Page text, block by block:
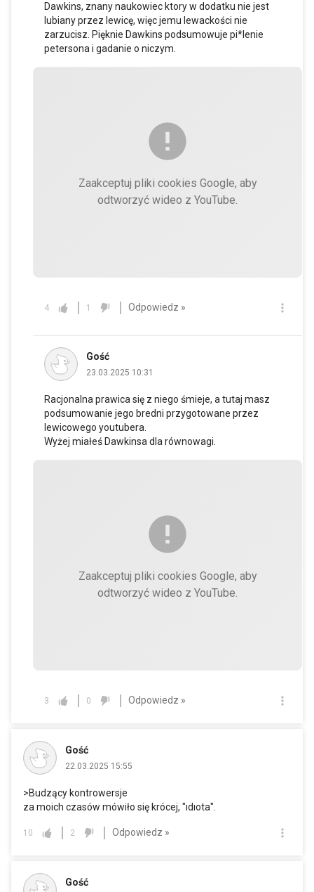
Dawkins, znany naukowiec ktory w dodatku nie jest
lubiany przez lewicę, więc jemu lewackości nie
zarzucisz. Pięknie Dawkins podsumowuje pi*lenie
petersona i gadanie o niczym.
Zaakceptuj pliki cookies Google, aby
odtworzyć wideo z YouTube.
4 1 Odpowiedz »
Gość
23.03.2025 10:31
Racjonalna prawica się z niego śmieje, a tutaj masz
podsumowanie jego bredni przygotowane przez
lewicowego youtubera.
Wyżej miałeś Dawkinsa dla równowagi.
Zaakceptuj pliki cookies Google, aby
odtworzyć wideo z YouTube.
3 0 Odpowiedz »
Gość
22.03.2025 15:55
>Budzący kontrowersje
za moich czasów mówiło się krócej, "ıdıota".
10 2 Odpowiedz »
Gość